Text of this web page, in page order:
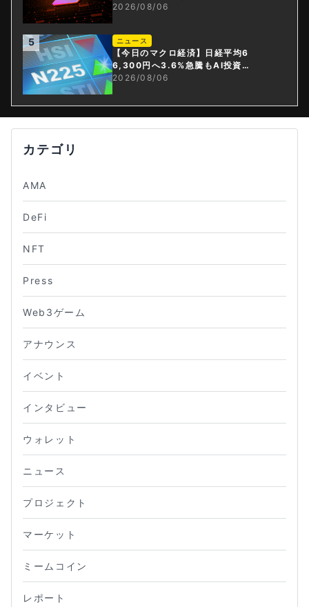
止
2026/08/06
5 ニュース
【今日のマクロ経済】日経平均6
6,300円へ3.6%急騰もAI投資回
収懸念が再燃
2026/08/06
カテゴリ
AMA
DeFi
NFT
Press
Web3ゲーム
アナウンス
イベント
インタビュー
ウォレット
ニュース
プロジェクト
マーケット
ミームコイン
レポート